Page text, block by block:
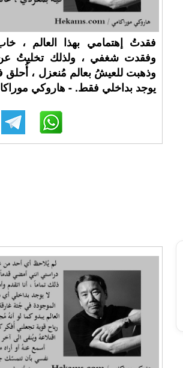
فقدتُ إهتمامي بهذا العالم ،
وفقدت شغفي ، ولذلك تخليتُ عن
وذهبت للعيشُ بعالم مُنعزل ، أُحلق
يوجد بداخلي فقط. - هاروكي